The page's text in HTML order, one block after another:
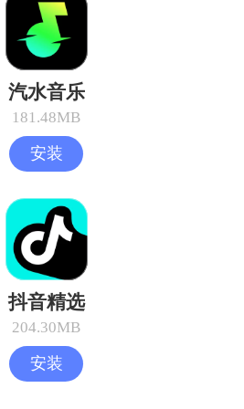
汽水音乐
181.48MB
安装
抖音精选
204.30MB
安装